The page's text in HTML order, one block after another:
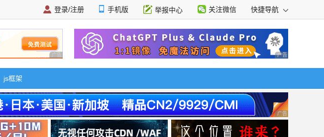
登录/注册 手机版 举报中心 关注微信 快捷导航
广告 商业广告，理性选择 广告 商业广告，理
js框架
广告 商业广告，理